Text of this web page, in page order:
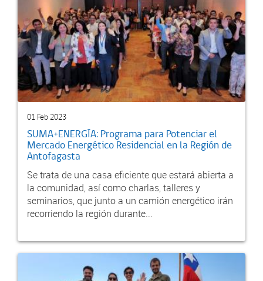
01 Feb 2023
SUMA+ENERGÍA: Programa para Potenciar el
Mercado Energético Residencial en la Región de
Antofagasta
Se trata de una casa eficiente que estará abierta a
la comunidad, así como charlas, talleres y
seminarios, que junto a un camión energético irán
recorriendo la región durante...